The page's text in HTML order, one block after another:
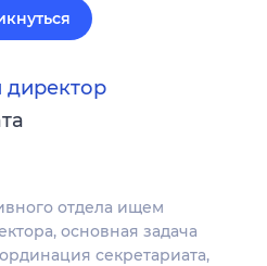
отдела ищем
основная задача
секретариата,